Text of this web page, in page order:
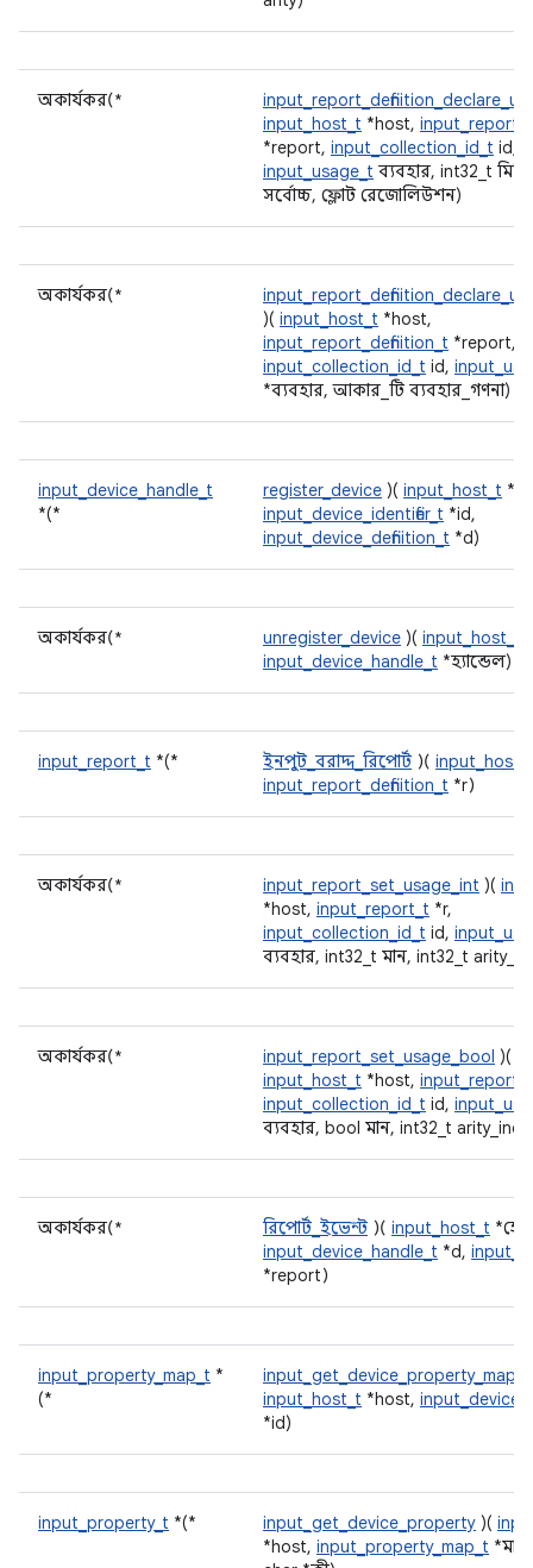
অকার্যকর(*
input_host_t *host,
*report, input_collection_id_t id,
input_usage_t ব্যবহার, int32_t
সর্বোচ্চ, ফ্লোট রেজোলিউশন)
অকার্যকর(*
)( input_host_t *host,
input_report_definition_t *report,
input_collection_id_t id,
*ব্যবহার, আকার_টি ব্যবহার_গণনা)
input_device_handle_t
*(*
register_device )( input_host_t
input_device_identifier_t *id,
input_device_definition_t *d)
অকার্যকর(* unregister_device )( input_host_t
input_device_handle_t *হ্যান্ডেল)
input_report_t *(* ইনপুট_বরাদ্দ_রিপোর্ট )( input_host_t
input_report_definition_t *r)
অকার্যকর(* input_report_set_usage_int )(
*host, input_report_t *r,
input_collection_id_t id,
ব্যবহার, int32_t মান, int32_t
অকার্যকর(* input_report_set_usage_bool )(
input_host_t *host, input_report_t
input_collection_id_t id,
ব্যবহার, bool মান, int32_t
অকার্যকর(* রিপোর্ট_ইভেন্ট )( input_host_t
input_device_handle_t *d,
*report)
input_property_map_t *
(*
input_get_device_property_map
input_host_t *host,
*id)
input_property_t *(* input_get_device_property )(
*host, input_property_map_t